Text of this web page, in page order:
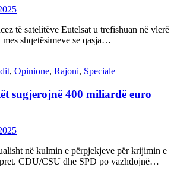
të satelitëve Eutelsat u trefishuan në vlerë
shqetësimeve se qasja…
, Opinione, Rajoni, Speciale
sugjerojnë 400 miliardë euro
në kulmin e përpjekjeve për krijimin e
CDU/CSU dhe SPD po vazhdojnë…